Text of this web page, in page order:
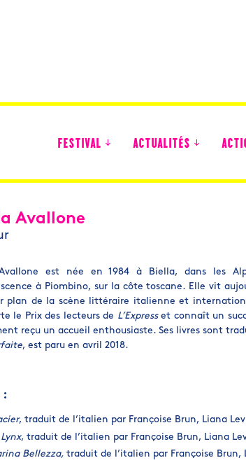
FESTIVAL ACTUALITÉS
Avallone
est née en 1984 à Biella, dans les
à Piombino, sur la côte toscane. Elle vit
plan de la scène littéraire italienne et
le Prix des lecteurs de L’Expresset connaît un
reçu un accueil enthousiaste. Ses livres sont
, est paru en avril 2018.
:
, traduit de l’italien par Françoise Brun, Liana
, traduit de l’italien par Françoise Brun, Liana
Bellezza, traduit de l’italien par Françoise Brun,